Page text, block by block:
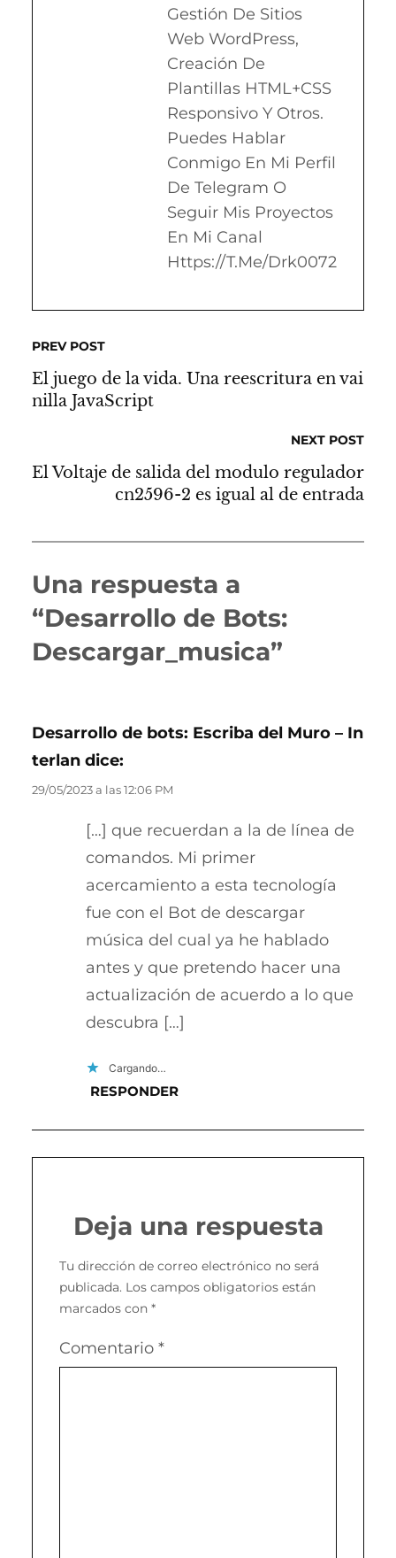
Gestión De Sitios
Web WordPress,
Creación De
Plantillas HTML+CSS
Responsivo Y Otros.
Puedes Hablar
Conmigo En Mi Perfil
De Telegram O
Seguir Mis Proyectos
En Mi Canal
Https://t.me/drk0072
PREV POST
El juego de la vida. Una reescritura en vai
nilla JavaScript
NEXT POST
El Voltaje de salida del modulo regulador
cn2596-2 es igual al de entrada
Una respuesta a
“Desarrollo de Bots:
Descargar_musica”
Desarrollo de bots: Escriba del Muro – In
terlan dice:
29/05/2023 a las 12:06 PM
[…] que recuerdan a la de línea de
comandos. Mi primer
acercamiento a esta tecnología
fue con el Bot de descargar
música del cual ya he hablado
antes y que pretendo hacer una
actualización de acuerdo a lo que
descubra […]
Cargando…
RESPONDER
Deja una respuesta
Tu dirección de correo electrónico no será
publicada. Los campos obligatorios están
marcados con *
Comentario *